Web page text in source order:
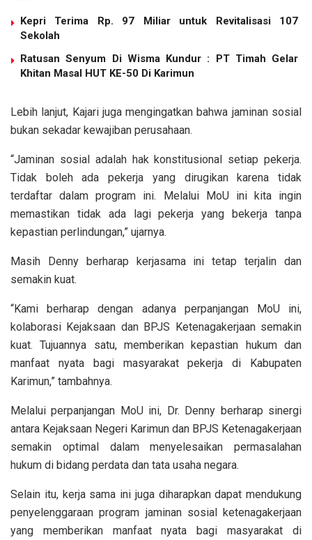
Kepri Terima Rp. 97 Miliar untuk Revitalisasi 107
Sekolah
Ratusan Senyum Di Wisma Kundur : PT Timah Gelar
Khitan Masal HUT KE-50 Di Karimun
Lebih lanjut, Kajari juga mengingatkan bahwa jaminan sosial
bukan sekadar kewajiban perusahaan.
“Jaminan sosial adalah hak konstitusional setiap pekerja.
Tidak boleh ada pekerja yang dirugikan karena tidak
terdaftar dalam program ini. Melalui MoU ini kita ingin
memastikan tidak ada lagi pekerja yang bekerja tanpa
kepastian perlindungan,” ujarnya.
Masih Denny berharap kerjasama ini tetap terjalin dan
semakin kuat.
“Kami berharap dengan adanya perpanjangan MoU ini,
kolaborasi Kejaksaan dan BPJS Ketenagakerjaan semakin
kuat. Tujuannya satu, memberikan kepastian hukum dan
manfaat nyata bagi masyarakat pekerja di Kabupaten
Karimun,” tambahnya.
Melalui perpanjangan MoU ini, Dr. Denny berharap sinergi
antara Kejaksaan Negeri Karimun dan BPJS Ketenagakerjaan
semakin optimal dalam menyelesaikan permasalahan
hukum di bidang perdata dan tata usaha negara.
Selain itu, kerja sama ini juga diharapkan dapat mendukung
penyelenggaraan program jaminan sosial ketenagakerjaan
yang memberikan manfaat nyata bagi masyarakat di